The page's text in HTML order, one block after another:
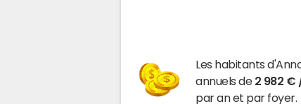
Les habitants
annuels de 2 982 €
par an et par foyer.